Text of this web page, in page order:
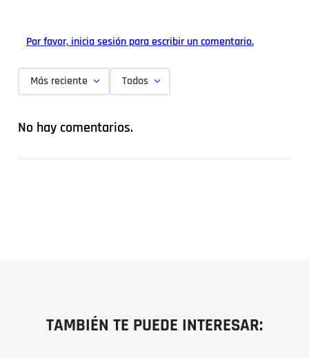
Por favor, inicia sesión para escribir un comentario.
Más reciente Todos
No hay comentarios.
TAMBIÉN TE PUEDE INTERESAR: